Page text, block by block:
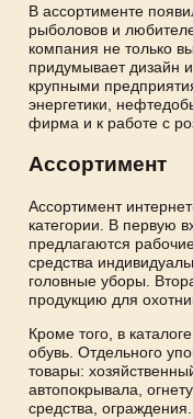
В ассортименте
рыболовов и
компания не только
придумывает дизайн
крупными
энергетики,
фирма и к работе с
Ассортимент
Ассортимент
категории. В первую
предлагаются
средства
головные уборы.
продукцию для
Кроме того, в
обувь. Отдельного
товары:
автопокрывала,
средства, ограждения.